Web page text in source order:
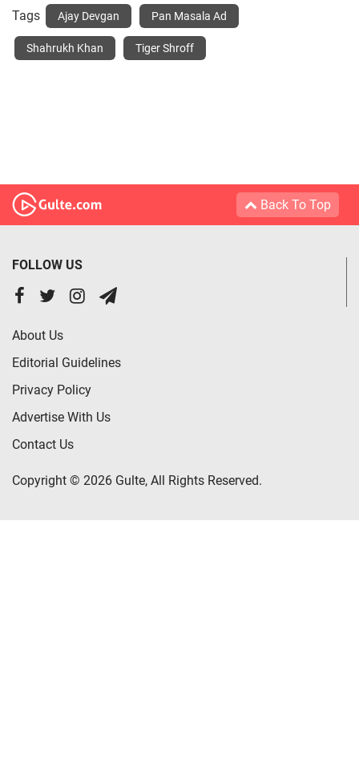
Tags Ajay Devgan Pan Masala Ad
Shahrukh Khan Tiger Shroff
Back To Top
FOLLOW US
About Us
Editorial Guidelines
Privacy Policy
Advertise With Us
Contact Us
Copyright © 2026 Gulte, All Rights Reserved.